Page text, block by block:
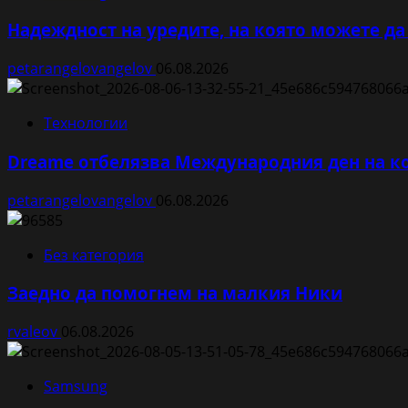
Надеждност на уредите, на която можете да
petarangelovangelov 06.08.2026
Технологии
Dreame отбелязва Международния ден на
petarangelovangelov 06.08.2026
Без категория
Заедно да помогнем на малкия Ники
rvaleov 06.08.2026
Samsung